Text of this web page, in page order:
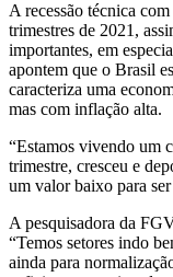
A recessão técnica
trimestres de 2021,
importantes, em
apontem que o Brasil
caracteriza uma
mas com inflação alta.
“Estamos vivendo um
trimestre, cresceu e
um valor baixo para
A pesquisadora da
“Temos setores indo
ainda para